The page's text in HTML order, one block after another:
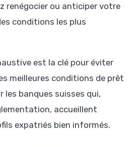
renégocier ou anticiper votre
conditions les plus
est la clé pour éviter
meilleures conditions de prêt
les banques suisses qui,
accueillent
expatriés bien informés.